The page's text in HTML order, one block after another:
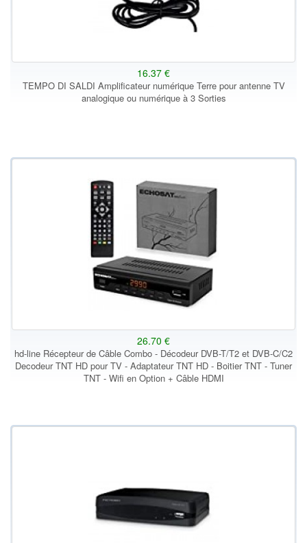
16.37 €
TEMPO DI SALDI Amplificateur numérique Terre pour antenne TV
analogique ou numérique à 3 Sorties
26.70 €
hd-line Récepteur de Câble Combo - Décodeur DVB-T/T2 et DVB-C/C2
Decodeur TNT HD pour TV - Adaptateur TNT HD - Boitier TNT - Tuner
TNT - Wifi en Option + Câble HDMI